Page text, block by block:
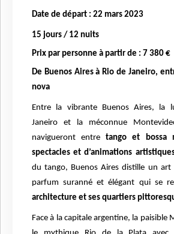
Date de départ : 22 mars 2023
15 jours / 12 nuits
Prix par personne à partir de : 7 380 €
De Buenos Aires à Rio de Janeiro,
nova
Entre la vibrante Buenos Aires, la
Janeiro et la méconnue
navigueront entretango et bossa
spectacles et d’animations
du tango, Buenos Aires distille un
parfum suranné et élégant qui se
architecture et ses quartiers
Face à la capitale argentine, la paisible